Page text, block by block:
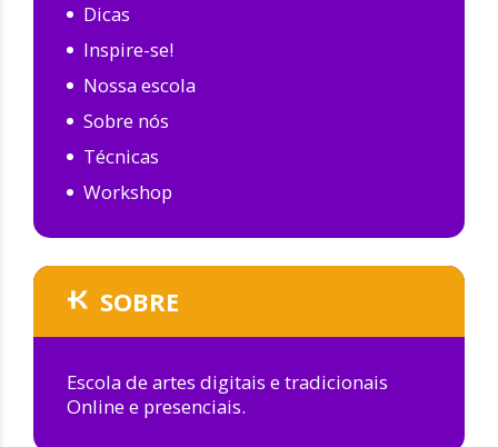
Dicas
Inspire-se!
Nossa escola
Sobre nós
Técnicas
Workshop
SOBRE
Escola de artes digitais e tradicionais
Online e presenciais.